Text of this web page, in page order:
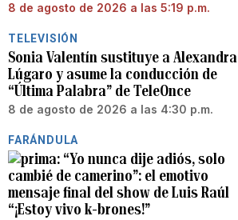
8 de agosto de 2026 a las 5:19 p.m.
TELEVISIÓN
Sonia Valentín sustituye a Alexandra
Lúgaro y asume la conducción de
“Última Palabra” de TeleOnce
8 de agosto de 2026 a las 4:30 p.m.
FARÁNDULA
“Yo nunca dije adiós, solo
cambié de camerino”: el emotivo
mensaje final del show de Luis Raúl
“¡Estoy vivo k-brones!”